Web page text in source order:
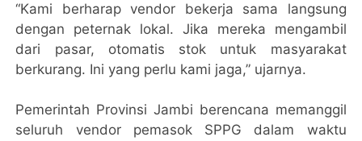
“Kami berharap vendor bekerja sama langsung
dengan peternak lokal. Jika mereka mengambil
dari pasar, otomatis stok untuk masyarakat
berkurang. Ini yang perlu kami jaga,” ujarnya.
Pemerintah Provinsi Jambi berencana memanggil
seluruh vendor pemasok SPPG dalam waktu